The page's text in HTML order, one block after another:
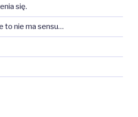
się.
to nie ma sensu…